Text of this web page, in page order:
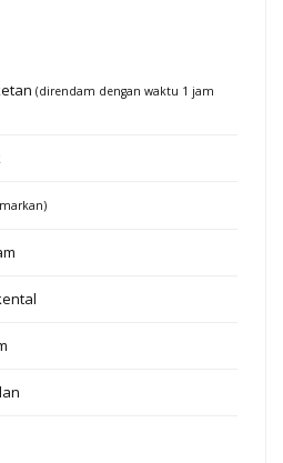
(direndam dengan waktu 1 jam